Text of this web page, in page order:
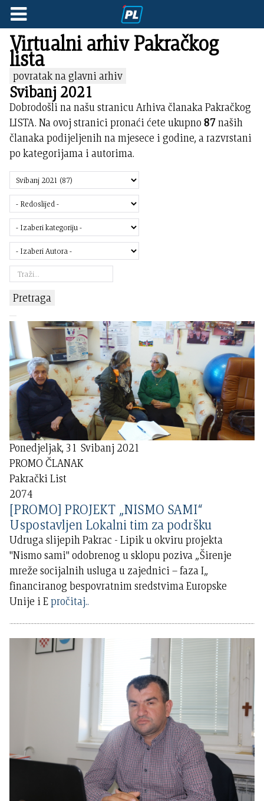
Virtualni arhiv Pakračkog
lista
povratak na glavni arhiv
Svibanj 2021
Dobrodošli na našu stranicu Arhiva članaka Pakračkog
LISTA. Na ovoj stranici pronaći ćete ukupno87naših
članaka podijeljenih na mjesece i godine, a razvrstani
po kategorijama i autorima.
Pretraga
Ponedjeljak, 31 Svibanj 2021
PROMO ČLANAK
Pakrački List
2074
[PROMO] PROJEKT „NISMO SAMI“
Uspostavljen Lokalni tim za podršku
Udruga slijepih Pakrac - Lipik u okviru projekta
"Nismo sami" odobrenog u sklopu poziva „Širenje
mreže socijalnih usluga u zajednici – faza I„
financiranog bespovratnim sredstvima Europske
Unije i Epročitaj..